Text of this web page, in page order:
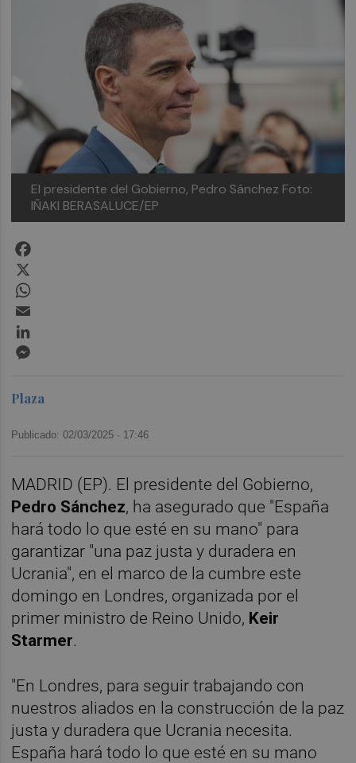
El presidente del Gobierno, Pedro Sánchez Foto:
IÑAKI BERASALUCE/EP
Plaza
Publicado: 02/03/2025 · 17:46
MADRID (EP). El presidente del Gobierno,
Pedro Sánchez, ha asegurado que "España
hará todo lo que esté en su mano" para
garantizar "una paz justa y duradera en
Ucrania", en el marco de la cumbre este
domingo en Londres, organizada por el
primer ministro de Reino Unido, Keir
Starmer.
"En Londres, para seguir trabajando con
nuestros aliados en la construcción de la paz
justa y duradera que Ucrania necesita.
España hará todo lo que esté en su mano